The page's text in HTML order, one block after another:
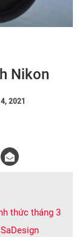
Nikon
2021
thức tháng 3